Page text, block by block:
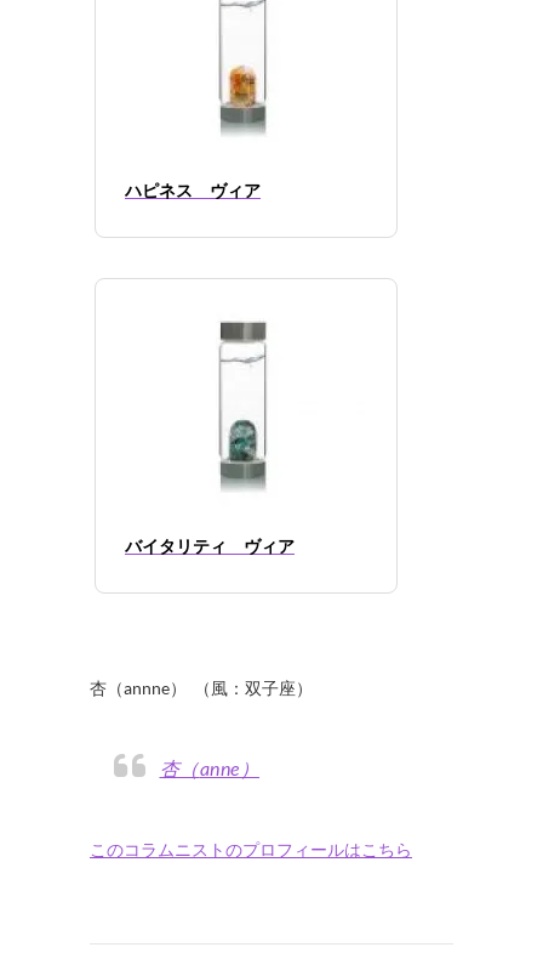
ハピネス ヴィア
バイタリティ ヴィア
杏（annne） （風：双子座）
杏（anne）
このコラムニストのプロフィールはこちら